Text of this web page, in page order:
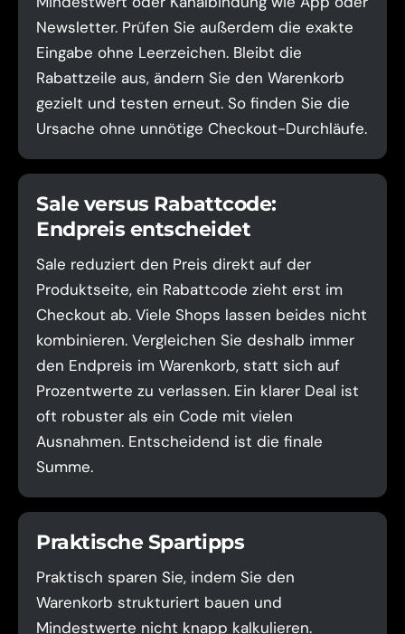
Newsletter. Prüfen Sie außerdem die exakte
Eingabe ohne Leerzeichen. Bleibt die
Rabattzeile aus, ändern Sie den Warenkorb
gezielt und testen erneut. So finden Sie die
Ursache ohne unnötige Checkout-Durchläufe.
Sale versus Rabattcode:
Endpreis entscheidet
Sale reduziert den Preis direkt auf der
Produktseite, ein Rabattcode zieht erst im
Checkout ab. Viele Shops lassen beides nicht
kombinieren. Vergleichen Sie deshalb immer
den Endpreis im Warenkorb, statt sich auf
Prozentwerte zu verlassen. Ein klarer Deal ist
oft robuster als ein Code mit vielen
Ausnahmen. Entscheidend ist die finale
Summe.
Praktische Spartipps
Praktisch sparen Sie, indem Sie den
Warenkorb strukturiert bauen und
Mindestwerte nicht knapp kalkulieren.